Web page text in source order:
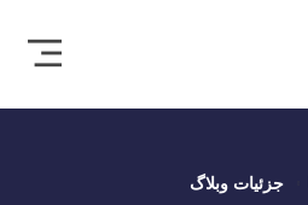
جزئیات وبلاگ